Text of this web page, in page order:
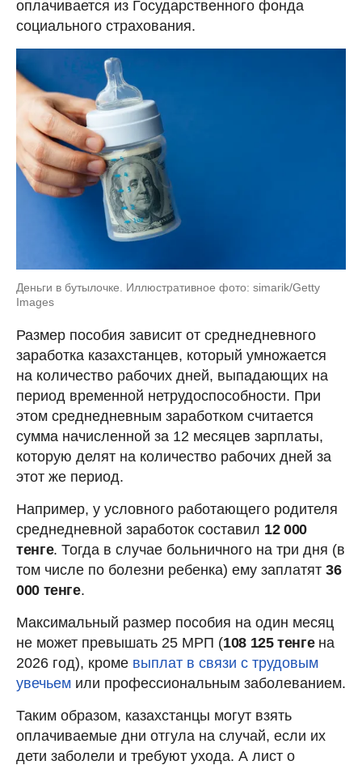
оплачивается из Государственного фонда
социального страхования.
Деньги в бутылочке. Иллюстративное фото: simarik/Getty
Images
Размер пособия зависит от среднедневного
заработка казахстанцев, который умножается
на количество рабочих дней, выпадающих на
период временной нетрудоспособности. При
этом среднедневным заработком считается
сумма начисленной за 12 месяцев зарплаты,
которую делят на количество рабочих дней за
этот же период.
Например, у условного работающего родителя
среднедневной заработок составил 12 000
тенге. Тогда в случае больничного на три дня (в
том числе по болезни ребенка) ему заплатят 36
000 тенге.
Максимальный размер пособия на один месяц
не может превышать 25 МРП (108 125 тенгена
2026 год), кроме выплат в связи с трудовым
увечьем или профессиональным заболеванием.
Таким образом, казахстанцы могут взять
оплачиваемые дни отгула на случай, если их
дети заболели и требуют ухода. А лист о